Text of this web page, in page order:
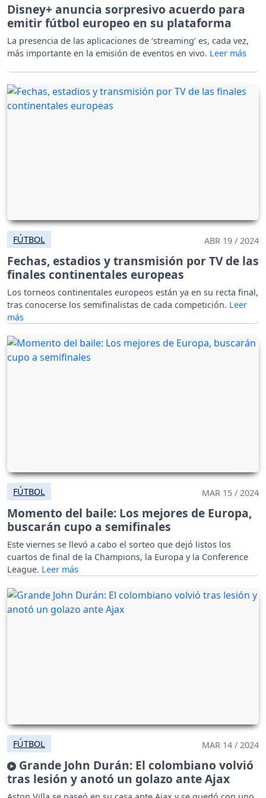
Disney+ anuncia sorpresivo acuerdo para
emitir fútbol europeo en su plataforma
La presencia de las aplicaciones de ‘streaming’ es, cada vez,
más importante en la emisión de eventos en vivo.
FÚTBOL ABR 19 / 2024
Fechas, estadios y transmisión por TV de las
finales continentales europeas
Los torneos continentales europeos están ya en su recta final,
tras conocerse los semifinalistas de cada competición.
FÚTBOL MAR 15 / 2024
Momento del baile: Los mejores de Europa,
buscarán cupo a semifinales
Este viernes se llevó a cabo el sorteo que dejó listos los
cuartos de final de la Champions, la Europa y la Conference
League.
FÚTBOL MAR 14 / 2024
Grande John Durán: El colombiano volvió
tras lesión y anotó un golazo ante Ajax